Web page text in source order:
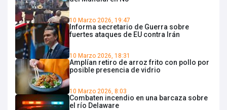
10 Marzo 2026, 19:47
Informa secretario de Guerra sobre
fuertes ataques de EU contra Irán
10 Marzo 2026, 18:31
Amplían retiro de arroz frito con pollo por
posible presencia de vidrio
10 Marzo 2026, 8:03
Combaten incendio en una barcaza sobre
el río Delaware